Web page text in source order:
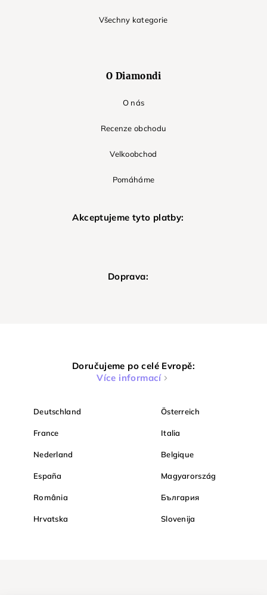
Všechny kategorie
O Diamondi
O nás
Recenze obchodu
Velkoobchod
Pomáháme
Akceptujeme tyto platby:
Doprava:
Doručujeme po celé Evropě:
Více informací
Deutschland Österreich
France Italia
Nederland Belgique
España Magyarország
România България
Hrvatska Slovenija